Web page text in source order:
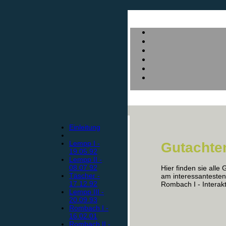
Einleitung
Lempp I -
19.05.92
Lempp II -
08.07.92
Täscher -
17.12.92
Lempp III -
20.09.93
Rombach I -
16.02.01
Rombach II -
Hier finden sie alle
am
Rombach I -